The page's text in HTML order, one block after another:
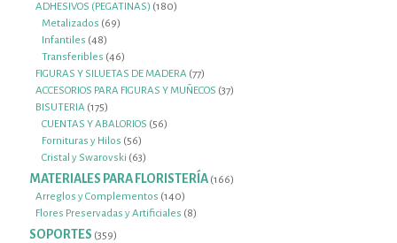
productos
ADHESIVOS (PEGATINAS) 180180
Metalizados 6969
Infantiles 4848
productos
Transferibles 4646
productos
FIGURAS Y SILUETAS DE MADERA 7777
productos
ACCESORIOS PARA FIGURAS Y MUÑECOS 3737
BISUTERIA 175175
productos
CUENTAS Y ABALORIOS 5656
Fornituras y Hilos 5656
productos
Cristal y Swarovski 6363
productos
MATERIALES PARA FLORISTERÍA 166166
Arreglos y Complementos 140140
productos
Flores Preservadas y Artificiales 88
SOPORTES 359359